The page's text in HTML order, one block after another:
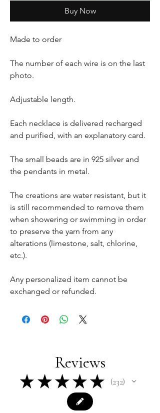
Buy Now
Made to order
The number of each wire is on the last
photo.
Adjustable length.
Each necklace is delivered recharged
and purified, with an explanatory card.
The small beads are in 925 silver and
the pendants in metal.
The creations are water resistant, but it
is still recommended to remove them
when showering or swimming in order
to preserve the yarn from any
alterations (limestone, salt, chlorine,
etc.).
Any personalized item cannot be
exchanged or refunded.
Reviews
★ ★ ★ ★ ★ 232
232